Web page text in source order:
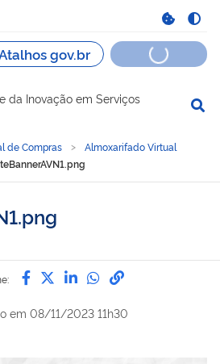
navegação
da Inovação em Serviços
de Compras
Almoxarifado Virtual
Compartilhe por Facebook
Compartilhe por Twitter
Compartilhe por
Compartilhe
link para
em 08/11/2023 11h30